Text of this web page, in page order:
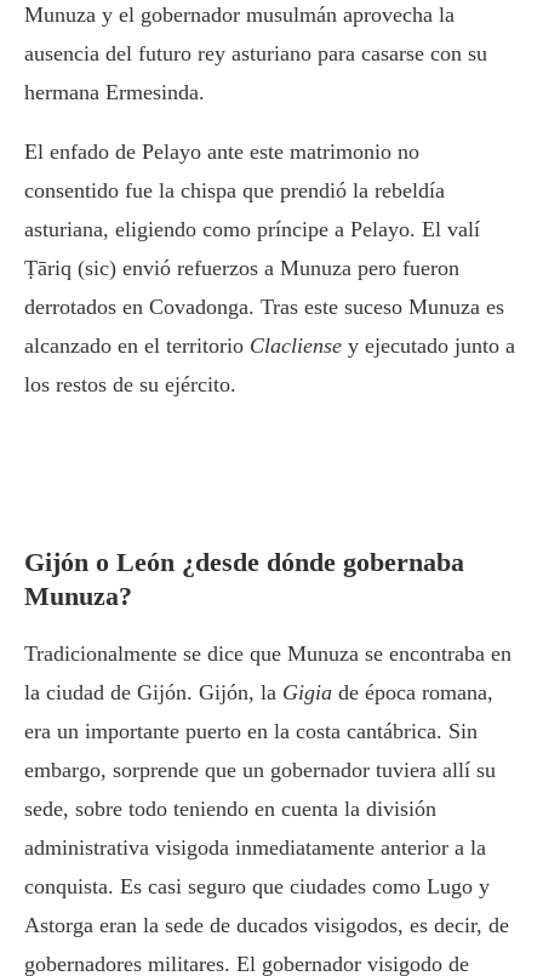
Munuza y el gobernador musulmán aprovecha la
ausencia del futuro rey asturiano para casarse con su
hermana Ermesinda.
El enfado de Pelayo ante este matrimonio no
consentido fue la chispa que prendió la rebeldía
asturiana, eligiendo como príncipe a Pelayo. El valí
Ṭāriq (sic) envió refuerzos a Munuza pero fueron
derrotados en Covadonga. Tras este suceso Munuza es
alcanzado en el territorio Clacliense y ejecutado junto a
los restos de su ejército.
Gijón o León ¿desde dónde gobernaba
Munuza?
Tradicionalmente se dice que Munuza se encontraba en
la ciudad de Gijón. Gijón, la Gigia de época romana,
era un importante puerto en la costa cantábrica. Sin
embargo, sorprende que un gobernador tuviera allí su
sede, sobre todo teniendo en cuenta la división
administrativa visigoda inmediatamente anterior a la
conquista. Es casi seguro que ciudades como Lugo y
Astorga eran la sede de ducados visigodos, es decir, de
gobernadores militares. El gobernador visigodo de